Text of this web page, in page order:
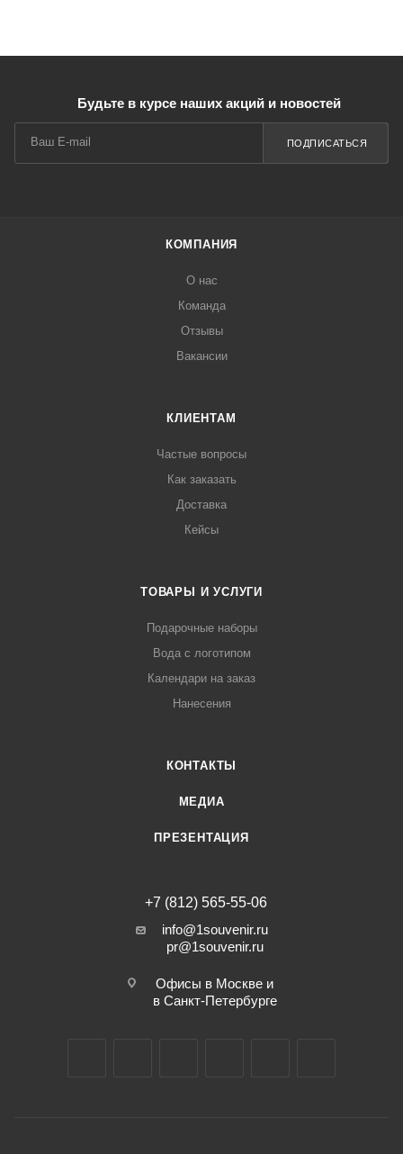
Будьте в курсе наших акций и новостей
ПОДПИСАТЬСЯ
КОМПАНИЯ
О нас
Команда
Отзывы
Вакансии
КЛИЕНТАМ
Частые вопросы
Как заказать
Доставка
Кейсы
ТОВАРЫ И УСЛУГИ
Подарочные наборы
Вода с логотипом
Календари на заказ
Нанесения
КОНТАКТЫ
МЕДИА
ПРЕЗЕНТАЦИЯ
+7 (812) 565-55-06
info@1souvenir.ru
pr@1souvenir.ru
Офисы в Москве и
в Санкт-Петербурге